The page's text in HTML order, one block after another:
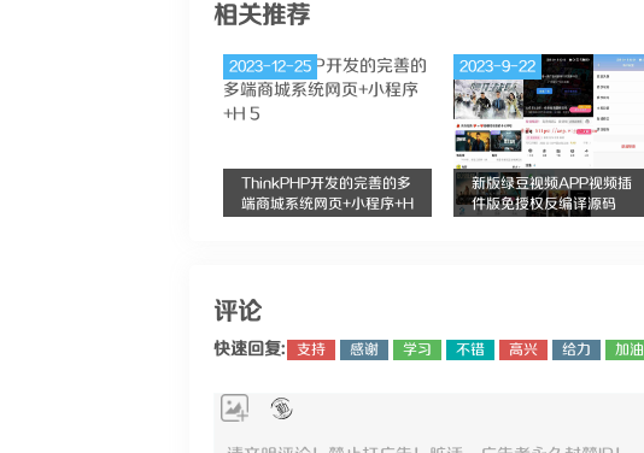
相关推荐
ThinkPHP开发的完善的多
端商城系统网页+小程序+H
2023-12-25
新版绿豆视频APP视频插
件版免授权反编译源码
2023-9-22
评论
快速回复: 支持 感谢 学习 不错 高兴 给力 加油